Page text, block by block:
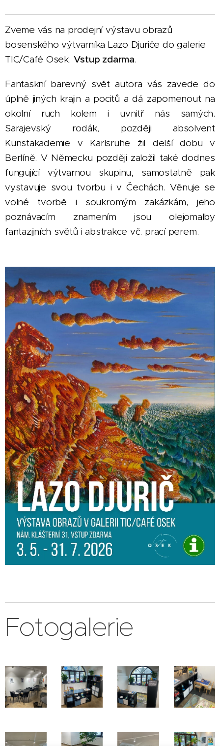
Zveme vás na prodejní výstavu obrazů
bosenského výtvarníka Lazo Djuriče do galerie
TIC/Café Osek. Vstup zdarma.
Fantaskní barevný svět autora vás zavede do
úplně jiných krajin a pocitů a dá zapomenout na
okolní ruch kolem i uvnitř nás samých.
Sarajevský rodák, později absolvent
Kunstakademie v Karlsruhe žil delší dobu v
Berlíně. V Německu později založil také dodnes
fungující výtvarnou skupinu, samostatně pak
vystavuje svou tvorbu i v Čechách. Věnuje se
volné tvorbě i soukromým zakázkám, jeho
poznávacím znamením jsou olejomalby
fantazijních světů i abstrakce vč. prací perem.
Fotogalerie